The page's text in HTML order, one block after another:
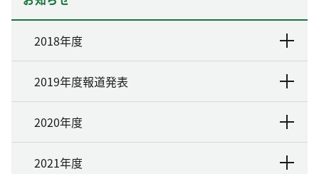
2018年度
2019年度報道発表
2020年度
2021年度